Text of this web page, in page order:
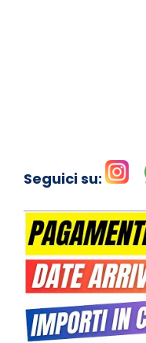
Seguici su: